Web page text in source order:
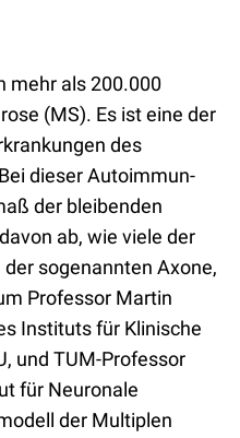
mehr als 200.000
(MS). Es ist eine der
des
dieser Autoimmun-
der bleibenden
ab, wie viele der
sogenannten Axone,
Professor Martin
Instituts für Klinische
und TUM-Professor
für Neuronale
der Multiplen